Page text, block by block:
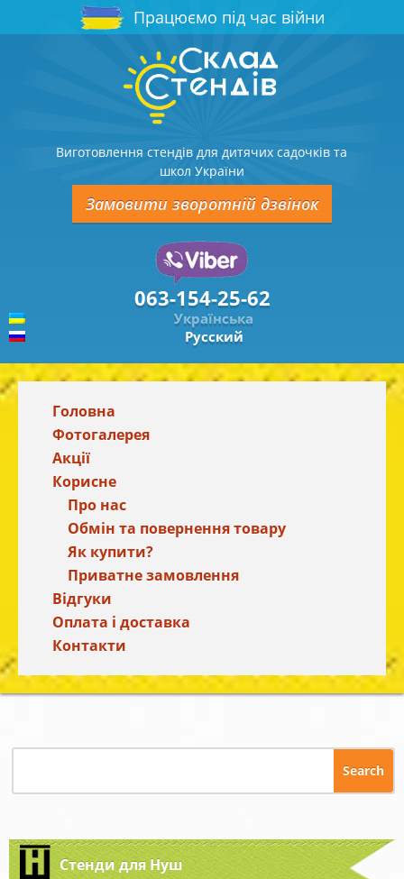
Працюємо під час війни
Виготовлення стендів для дитячих садочків та
школ України
Замовити зворотній дзвінок
063-154-25-62
Українська
Русский
Головна
Фотогалерея
Акції
Корисне
Про нас
Обмін та повернення товару
Як купити?
Приватне замовлення
Відгуки
Оплата і доставка
Контакти
Стенди для Нуш